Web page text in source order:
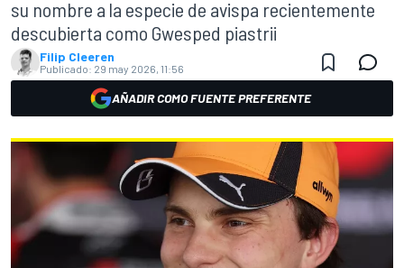
su nombre a la especie de avispa recientemente
descubierta como Gwesped piastrii
Filip Cleeren
Publicado: 29 may 2026, 11:56
AÑADIR COMO FUENTE PREFERENTE